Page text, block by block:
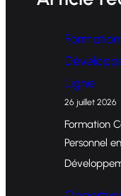
Ligne
26 juillet 2026
Formation
Personnel